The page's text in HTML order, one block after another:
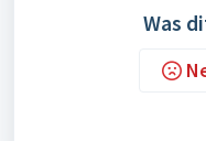
Was